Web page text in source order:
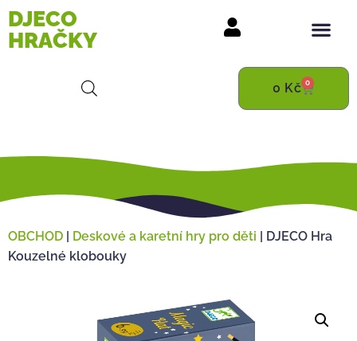
DJECO
HRAČKY
0 Kč 0
OBCHOD | Deskové a karetní hry pro děti | DJECO Hra
Kouzelné klobouky